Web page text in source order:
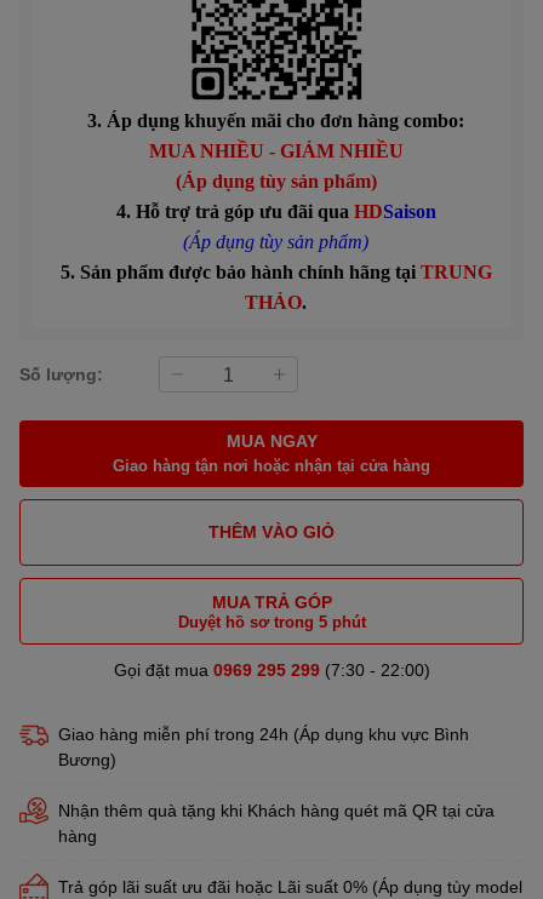
3. Áp dụng khuyến mãi cho đơn hàng combo:
MUA NHIỀU - GIẢM NHIỀU
(Áp dụng tùy sản phẩm)
4. Hỗ trợ trả góp ưu đãi qua HDSaison
(Áp dụng tùy sản phẩm)
5. Sản phẩm được bảo hành chính hãng tại TRUNG
THẢO.
Số lượng:
MUA NGAY
Giao hàng tận nơi hoặc nhận tại cửa hàng
THÊM VÀO GIỎ
MUA TRẢ GÓP
Duyệt hồ sơ trong 5 phút
Gọi đặt mua 0969 295 299(7:30 - 22:00)
Giao hàng miễn phí trong 24h (Áp dụng khu vực Bình
Bương)
Nhận thêm quà tặng khi Khách hàng quét mã QR tại cửa
hàng
Trả góp lãi suất ưu đãi hoặc Lãi suất 0% (Áp dụng tùy model